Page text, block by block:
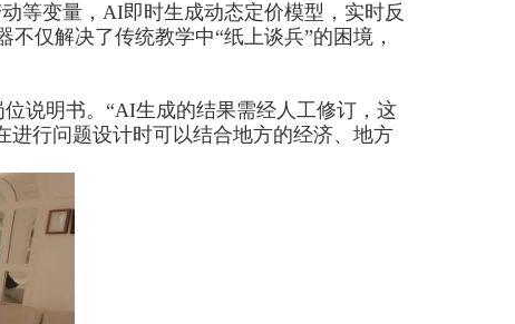
等变量，AI即时生成动态定价模型，实时反
不仅解决了传统教学中“纸上谈兵”的困境，
说明书。“AI生成的结果需经人工修订，这
进行问题设计时可以结合地方的经济、地方